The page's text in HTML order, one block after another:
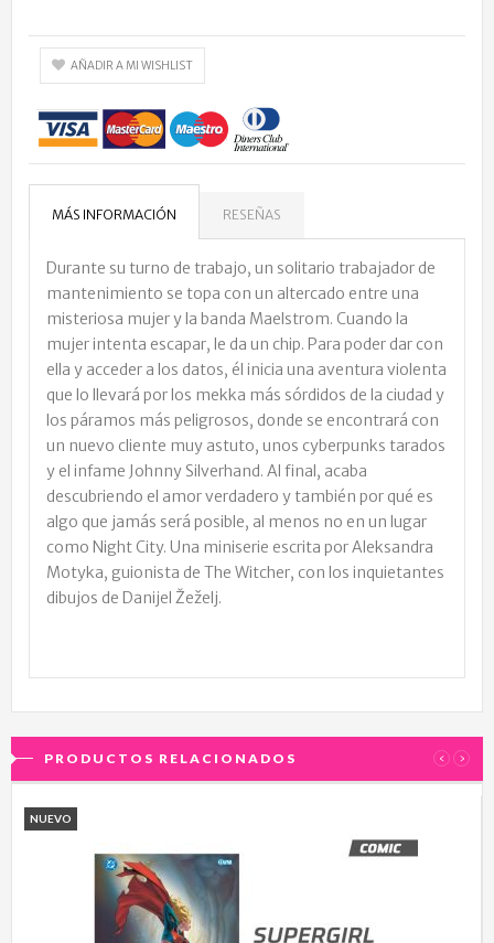
AÑADIR A MI WISHLIST
MÁS INFORMACIÓN RESEÑAS
Durante su turno de trabajo, un solitario trabajador de
mantenimiento se topa con un altercado entre una
misteriosa mujer y la banda Maelstrom. Cuando la
mujer intenta escapar, le da un chip. Para poder dar con
ella y acceder a los datos, él inicia una aventura violenta
que lo llevará por los mekka más sórdidos de la ciudad y
los páramos más peligrosos, donde se encontrará con
un nuevo cliente muy astuto, unos cyberpunks tarados
y el infame Johnny Silverhand. Al final, acaba
descubriendo el amor verdadero y también por qué es
algo que jamás será posible, al menos no en un lugar
como Night City. Una miniserie escrita por Aleksandra
Motyka, guionista de The Witcher, con los inquietantes
dibujos de Danijel Žeželj.
PRODUCTOS RELACIONADOS ‹ ›
NUEVO